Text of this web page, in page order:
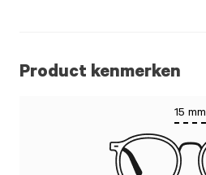
Product kenmerken
15 mm